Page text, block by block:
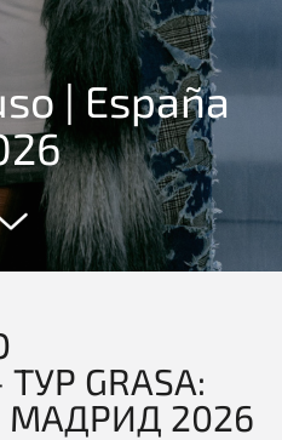
| España
GRASA:
МАДРИД 2026